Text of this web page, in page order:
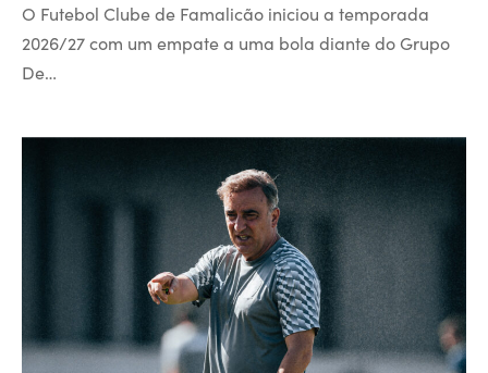
O Futebol Clube de Famalicão iniciou a temporada
2026/27 com um empate a uma bola diante do Grupo
De…